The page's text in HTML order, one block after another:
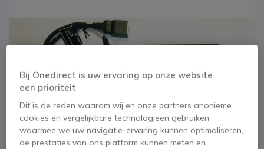
Bij Onedirect is uw ervaring op onze website
een prioriteit
Dit is de reden waarom wij en onze partners anonieme
cookies en vergelijkbare technologieën gebruiken
waarmee we uw navigatie-ervaring kunnen optimaliseren,
de prestaties van ons platform kunnen meten en